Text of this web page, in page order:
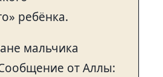
ребёнка.
мальчика
от Аллы: